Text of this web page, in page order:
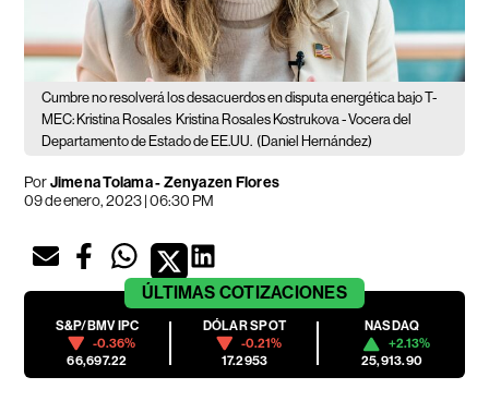
Cumbre no resolverá los desacuerdos en disputa energética bajo T-
MEC: Kristina Rosales Kristina Rosales Kostrukova - Vocera del
Departamento de Estado de EE.UU. (Daniel Hernández)
PorJimena Tolama-Zenyazen Flores
09 de enero, 2023 | 06:30 PM
ÚLTIMAS COTIZACIONES
S&P/BMV IPC
-0.36%
66,697.22
DÓLAR SPOT
-0.21%
17.2953
NASDAQ
+2.13%
25,913.90